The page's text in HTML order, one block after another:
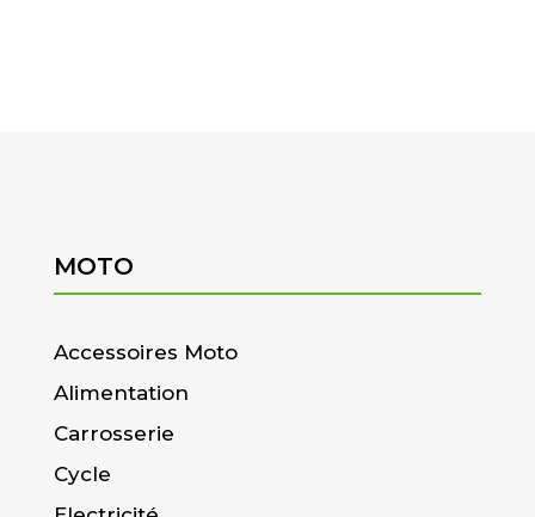
MOTO
Accessoires Moto
Alimentation
Carrosserie
Cycle